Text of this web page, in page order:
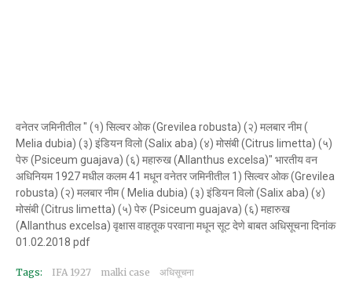
वनेतर जमिनीतील " (१) सिल्वर ओक (Grevilea robusta) (२) मलबार नीम (
Melia dubia) (३) इंडियन विलो (Salix aba) (४) मोसंबी (Citrus limetta) (५)
पेरु (Psiceum guajava) (६) महारुख (Allanthus excelsa)" भारतीय वन
अधिनियम 1927 मधील कलम 41 मधून वनेतर जमिनीतील 1) सिल्वर ओक (Grevilea
robusta) (२) मलबार नीम ( Melia dubia) (३) इंडियन विलो (Salix aba) (४)
मोसंबी (Citrus limetta) (५) पेरु (Psiceum guajava) (६) महारुख
(Allanthus excelsa) वृक्षास वाहतूक परवाना मधून सूट देणे बाबत अधिसूचना दिनांक
01.02.2018 pdf
Tags: IFA 1927 malki case अधिसूचना